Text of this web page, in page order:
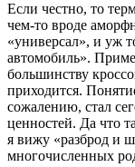
Если честно, то
чем-то вроде
«универсал», и уж
автомобиль».
большинству
приходится.
сожалению, стал
ценностей. Да что
я вижу «разброд и
многочисленных